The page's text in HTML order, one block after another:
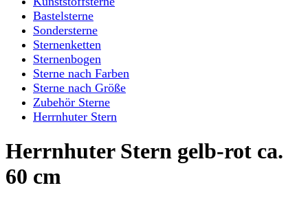
Bastelsterne
Sondersterne
Sternenketten
Sternenbogen
Sterne nach Farben
Sterne nach Größe
Zubehör Sterne
Herrnhuter Stern
Herrnhuter Stern gelb-rot ca.
60 cm